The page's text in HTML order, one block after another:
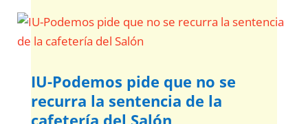
IU-Podemos pide que no se
recurra la sentencia de la
cafetería del Salón